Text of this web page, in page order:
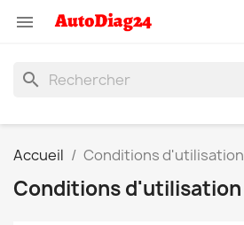

search
Accueil Conditions d'utilisation
Conditions d'utilisation